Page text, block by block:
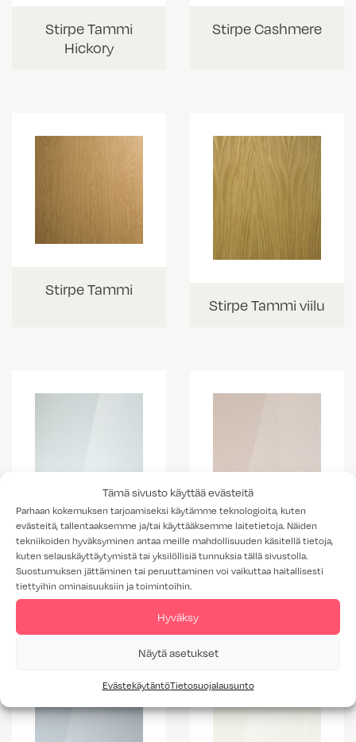
Tämä sivusto käyttää evästeitä
Parhaan kokemuksen tarjoamiseksi käytämme teknologioita, kuten
evästeitä, tallentaaksemme ja/tai käyttääksemme laitetietoja. Näiden
tekniikoiden hyväksyminen antaa meille mahdollisuuden käsitellä tietoja,
kuten selauskäyttäytymistä tai yksilöllisiä tunnuksia tällä sivustolla.
Suostumuksen jättäminen tai peruuttaminen voi vaikuttaa haitallisesti
tiettyihin ominaisuuksiin ja toimintoihin.
Hyväksy
Näytä asetukset
EvästekäytäntöTietosuojalausunto
Stirpe Tammi
Hickory
Stirpe Cashmere
Stirpe Tammi
Stirpe Tammi viilu
kirkas peili pronssi peili